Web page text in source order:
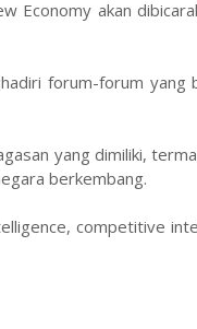
Economy akan
forum-forum yang
yang dimiliki,
berkembang.
competitive